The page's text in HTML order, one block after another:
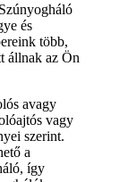
és
több,
állnak az Ön
avagy
vagy
szerint.
a
így